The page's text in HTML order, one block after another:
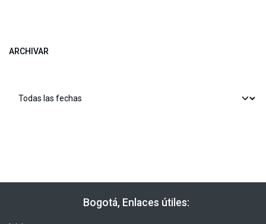
ARCHIVAR
​​ Bogotá, Enlaces útiles: